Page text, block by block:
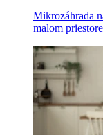
Mikrozáhrada
malom